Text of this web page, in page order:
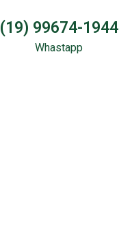
(19) 99674-1944
Whastapp